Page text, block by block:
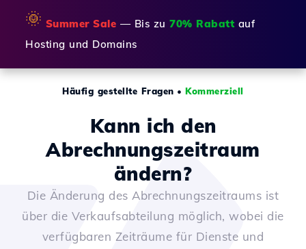
🌞 Summer Sale — Bis zu 70% Rabatt auf
Hosting und Domains
Häufig gestellte Fragen •Kommerziell
Kann ich den
Abrechnungszeitraum
ändern?
Die Änderung des Abrechnungszeitraums ist
über die Verkaufsabteilung möglich, wobei die
verfügbaren Zeiträume für Dienste und